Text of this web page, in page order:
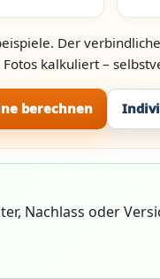
Der verbindliche
kalkuliert –
berechnen
Nachlass oder